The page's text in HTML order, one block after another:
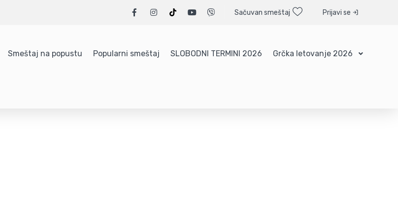
Sačuvan smeštaj Prijavi se
Smeštaj na popustu Popularni smeštaj SLOBODNI TERMINI 2026 Grčka letovanje 2026